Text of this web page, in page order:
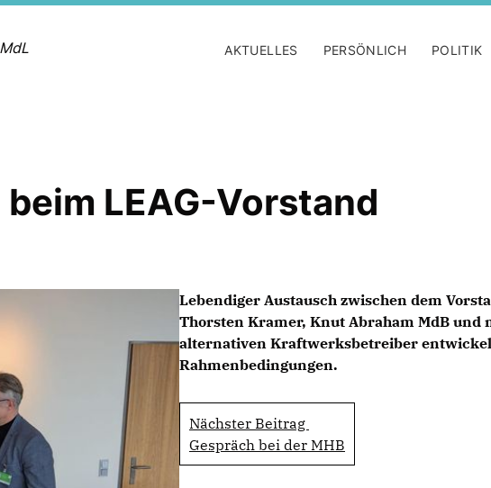
MdL AKTUELLES PERSÖNLICH POLITIK
LEAG-Vorstand
Lebendiger Austausch zwischen dem
Thorsten Kramer, Knut Abraham MdB und
alternativen Kraftwerksbetreiber
Rahmenbedingungen.
Nächster Beitrag
Gespräch bei der MHB